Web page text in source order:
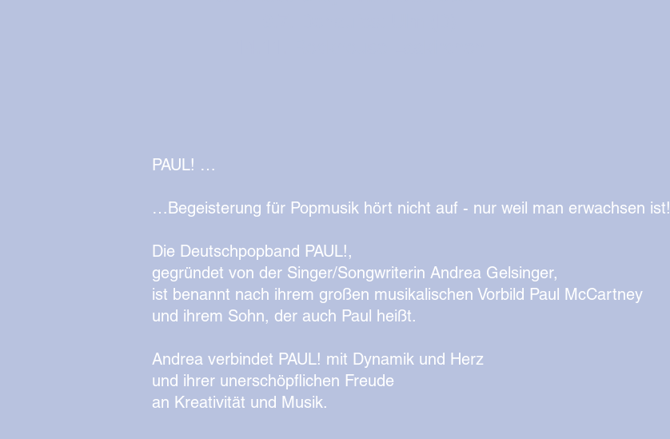
PAUL! …
…Begeisterung für Popmusik hört nicht auf - nur weil man erwachsen ist!
Die Deutschpopband PAUL!,
gegründet von der Singer/Songwriterin Andrea Gelsinger,
ist benannt nach ihrem großen musikalischen Vorbild Paul McCartney
und ihrem Sohn, der auch Paul heißt.
Andrea verbindet PAUL! mit Dynamik und Herz
und ihrer unerschöpflichen Freude
an Kreativität und Musik.